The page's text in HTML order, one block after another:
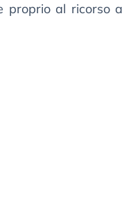
proprio al ricorso a